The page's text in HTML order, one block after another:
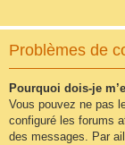
Problèmes de
Pourquoi dois-je
Vous pouvez ne pas
configuré les forums
des messages. Par